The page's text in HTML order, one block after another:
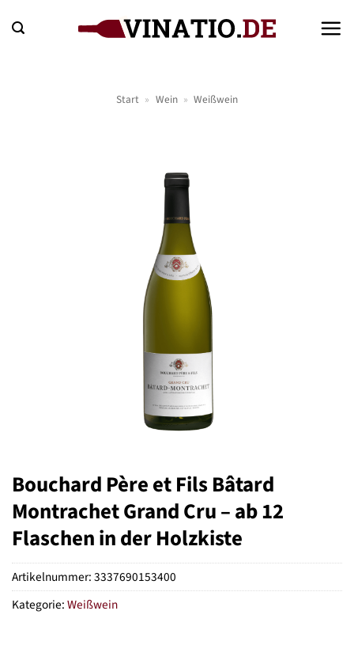
Inhalt
Start » Wein » Weißwein
Bouchard Père et Fils Bâtard
Montrachet Grand Cru – ab 12
Flaschen in der Holzkiste
Artikelnummer:3337690153400
Kategorie:Weißwein